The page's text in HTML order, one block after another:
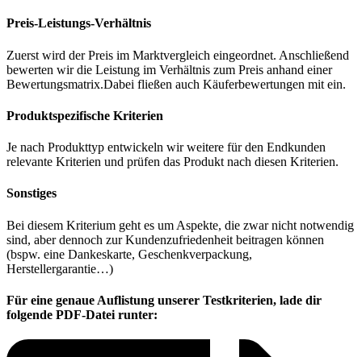
Preis-Leistungs-Verhältnis
Zuerst wird der Preis im Marktvergleich eingeordnet. Anschließend
bewerten wir die Leistung im Verhältnis zum Preis anhand einer
Bewertungsmatrix.Dabei fließen auch Käuferbewertungen mit ein.
Produktspezifische Kriterien
Je nach Produkttyp entwickeln wir weitere für den Endkunden
relevante Kriterien und prüfen das Produkt nach diesen Kriterien.
Sonstiges
Bei diesem Kriterium geht es um Aspekte, die zwar nicht notwendig
sind, aber dennoch zur Kundenzufriedenheit beitragen können
(bspw. eine Dankeskarte, Geschenkverpackung,
Herstellergarantie…)
Für eine genaue Auflistung unserer Testkriterien, lade dir
folgende PDF-Datei runter: